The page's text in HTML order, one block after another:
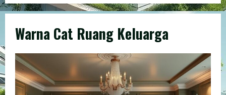
Warna Cat Ruang Keluarga